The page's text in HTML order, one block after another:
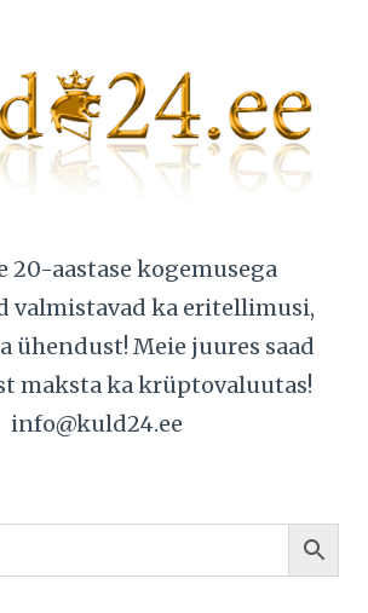
20-aastase kogemusega
valmistavad ka eritellimusi,
ühendust! Meie juures saad
maksta ka krüptovaluutas!
info@kuld24.ee